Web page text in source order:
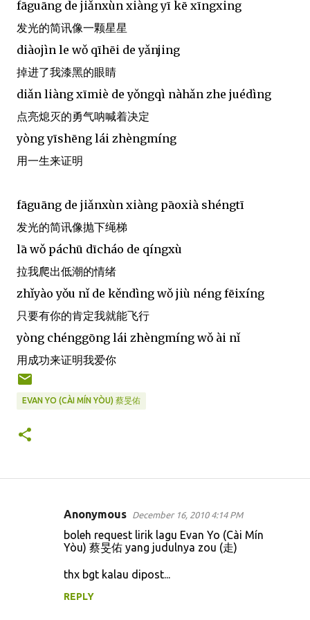
fāguāng de jiǎnxùn xiàng yī kē xīngxing
发光的简讯像一颗星星
diàojìn le wǒ qīhēi de yǎnjing
掉进了我漆黑的眼睛
diǎn liàng xīmiè de yǒngqì nàhǎn zhe juédìng
点亮熄灭的勇气呐喊着决定
yòng yīshēng lái zhèngmíng
用一生来证明
fāguāng de jiǎnxùn xiàng pāoxià shéngtī
发光的简讯像抛下绳梯
lā wǒ páchū dīcháo de qíngxù
拉我爬出低潮的情绪
zhǐyào yǒu nǐ de kěndìng wǒ jiù néng fēixíng
只要有你的肯定我就能飞行
yòng chénggōng lái zhèngmíng wǒ ài nǐ
用成功来证明我爱你
EVAN YO (CÀI MÍN YÒU) 蔡旻佑
Anonymous December 16, 2010 4:14 PM
boleh request lirik lagu Evan Yo (Cài Mín
Yòu) 蔡旻佑 yang judulnya zou (走)
thx bgt kalau dipost...
REPLY